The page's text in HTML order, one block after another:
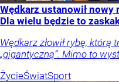
Wędkarz ustanowił nowy
Dla wielu będzie to
Wędkarz złowił rybę, którą
„gigantyczną”. Mimo to
ŻycieŚwiatSport